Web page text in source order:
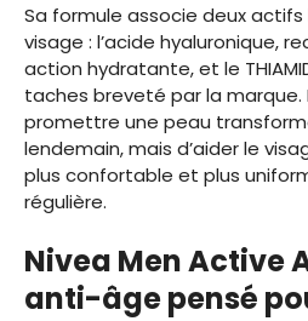
Sa formule associe deux actifs
visage : l’acide hyaluronique,
action hydratante, et le
taches breveté par la marque.
promettre une peau
lendemain, mais d’aider le
plus confortable et plus
régulière.
Nivea Men Active
anti-âge pensé